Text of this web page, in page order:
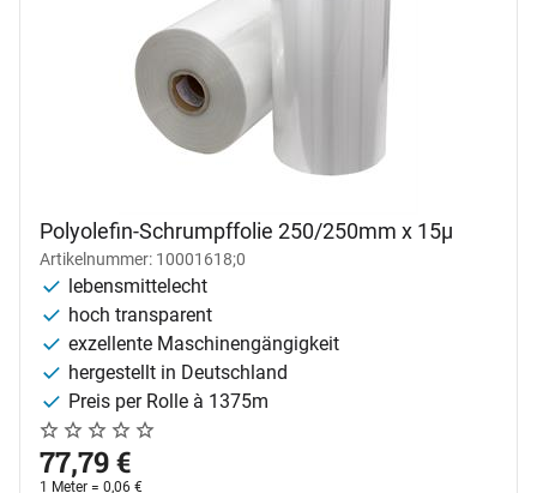
Polyolefin-Schrumpffolie 250/250mm x 15µ
Artikelnummer: 10001618;0
lebensmittelecht
hoch transparent
exzellente Maschinengängigkeit
hergestellt in Deutschland
Preis per Rolle à 1375m
Noch keine Bewertungen abgegeben
0 Bewertungen
77,79€
1 Meter = 0,06 €